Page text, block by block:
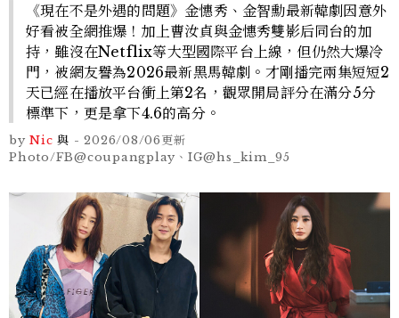
《現在不是外遇的問題》金憓秀、金智勳最新韓劇因意外
好看被全網推爆！加上曹汝貞與金憓秀雙影后同台的加
持，雖沒在Netflix等大型國際平台上線，但仍然大爆冷
門，被網友譽為2026最新黑馬韓劇。才剛播完兩集短短2
天已經在播放平台衝上第2名，觀眾開局評分在滿分5分
標準下，更是拿下4.6的高分。
by Nic 與 -2026/08/06更新
Photo/FB@coupangplay、IG@hs_kim_95